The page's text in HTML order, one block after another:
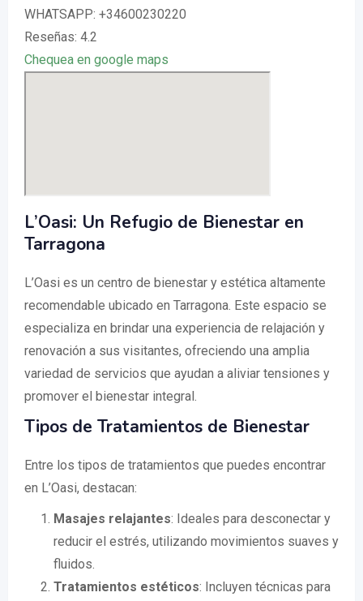
WHATSAPP: +34600230220
Reseñas: 4.2
Chequea en google maps
L’Oasi: Un Refugio de Bienestar en
Tarragona
L’Oasi es un centro de bienestar y estética altamente
recomendable ubicado en Tarragona. Este espacio se
especializa en brindar una experiencia de relajación y
renovación a sus visitantes, ofreciendo una amplia
variedad de servicios que ayudan a aliviar tensiones y
promover el bienestar integral.
Tipos de Tratamientos de Bienestar
Entre los tipos de tratamientos que puedes encontrar
en L’Oasi, destacan:
Masajes relajantes: Ideales para desconectar y
reducir el estrés, utilizando movimientos suaves y
fluidos.
Tratamientos estéticos: Incluyen técnicas para